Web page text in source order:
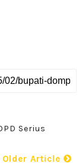
Serius
Older Article